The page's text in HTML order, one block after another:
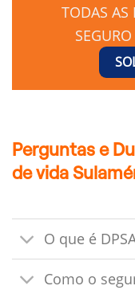
TODAS AS
Perguntas e
de vida
O que é
Como o